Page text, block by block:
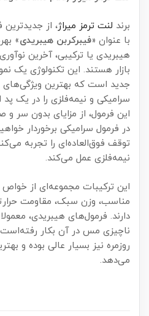
برند لنت ترمز میراژ، از جدیدترین
با عنوان «فیبرکربن هیبریدی»
هیبریدی یا ترکیبی، آخرین
بازار هستند. این تکنولوژی یک
جدید است که بهترین ویژگی‌های
سرامیکی و نیمه‌فلزی را در یک پد
این فرمول، از مزایای بدون سر
در فرمول سرامیکی برخوردار
توقف فوق‌العاده‌ای را تجربه
نیمه‌فلزی عمل می‌کند.
این ترکیبات مجموعه‌ای از
مناسب، وزن سبک، مقاومت
دارند. فرمول‌های هیبریدی،
ناچیزی مس در آن بکار رفته‌است.
روزمره نیز بسیار عالی بوده و
می‌دهد.